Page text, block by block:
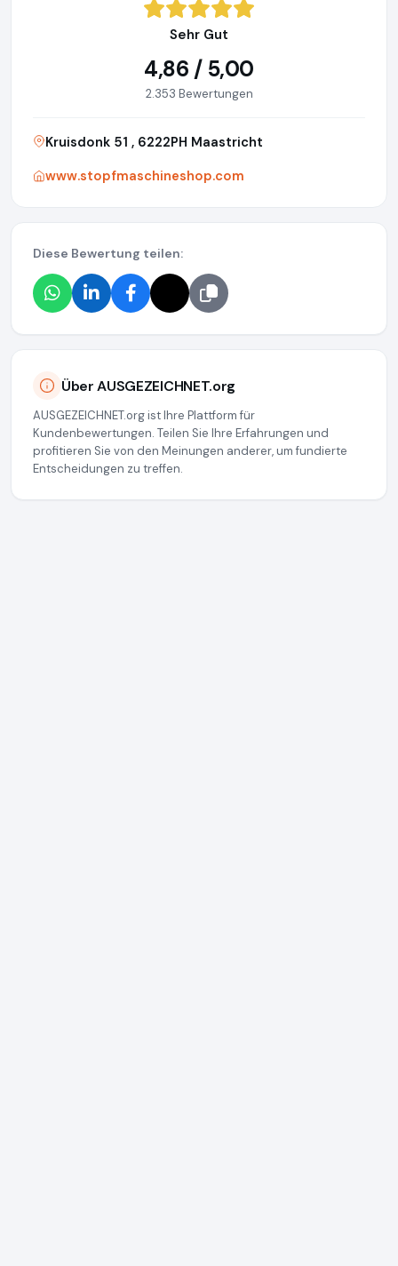
Sehr Gut
4,86 / 5,00
2.353 Bewertungen
Kruisdonk 51 , 6222PH Maastricht
www.stopfmaschineshop.com
Diese Bewertung teilen:
Über AUSGEZEICHNET.org
AUSGEZEICHNET.org ist Ihre Plattform für
Kundenbewertungen. Teilen Sie Ihre Erfahrungen und
profitieren Sie von den Meinungen anderer, um fundierte
Entscheidungen zu treffen.